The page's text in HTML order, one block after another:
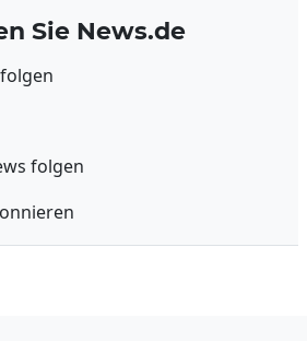
Sie News.de
folgen